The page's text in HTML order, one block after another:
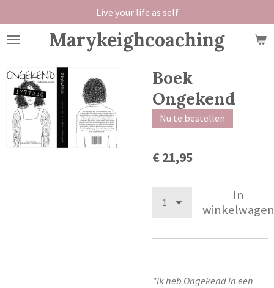
direct
naar
hoofdinhoud
Marykeighcoaching
Live your life as self
Boek
Ongekend
Nu te bestellen
€ 21,95
In
winkelwagen
"Ik heb Ongekend in een